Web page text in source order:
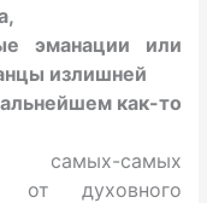
эманации или
излишней
как-то
самых
от духовного